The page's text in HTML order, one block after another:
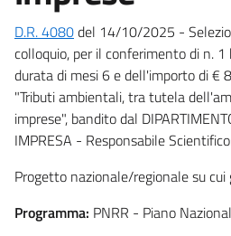
D.R. 4080del 14/10/2025 -
colloquio, per il conferimento di n. 1
durata di mesi 6 e dell'importo di €
"Tributi ambientali, tra tutela
imprese", bandito dal
IMPRESA - Responsabile
Progetto nazionale/regionale su cui
Programma: PNRR - Piano